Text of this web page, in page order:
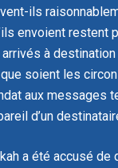
ils
envoient restent
à destination
soient les
aux messages
d’un
a été accusé de